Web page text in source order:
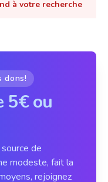
à votre recherche
dons!
5€ ou
de
modeste, fait la
rejoignez